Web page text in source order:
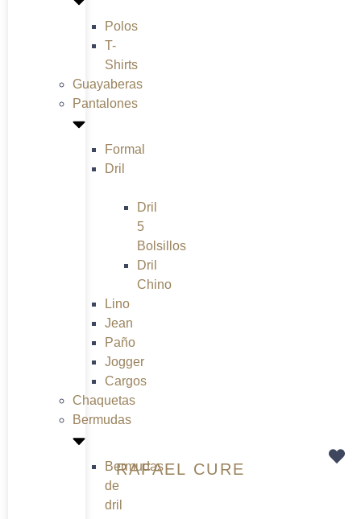
Polos
T-
Shirts
Guayaberas
Pantalones
Formal
Dril
Dril
5
Bolsillos
Dril
Chino
Lino
Jean
Paño
Jogger
Cargos
Chaquetas
Bermudas
Bermudas
de
dril
RAFAEL CURE